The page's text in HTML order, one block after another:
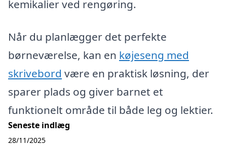
kemikalier ved rengøring.
Når du planlægger det perfekte
børneværelse, kan en køjeseng med
skrivebord være en praktisk løsning, der
sparer plads og giver barnet et
funktionelt område til både leg og lektier.
Seneste indlæg
28/11/2025